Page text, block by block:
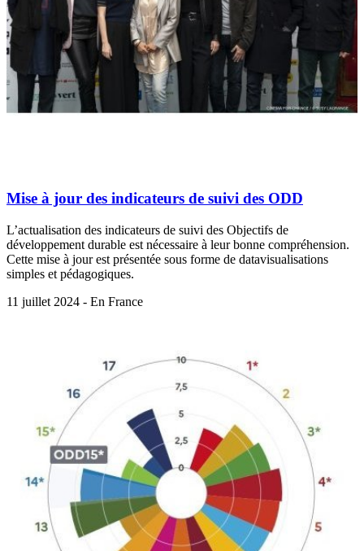
Mise à jour des indicateurs de suivi des ODD
L’actualisation des indicateurs de suivi des Objectifs de
développement durable est nécessaire à leur bonne compréhension.
Cette mise à jour est présentée sous forme de datavisualisations
simples et pédagogiques.
11 juillet 2024 - En France